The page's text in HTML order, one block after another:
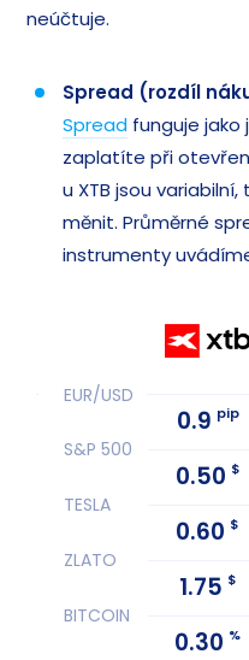
neúčtuje.
Spread (rozdíl
Spread funguje jako
zaplatíte při
u XTB jsou
měnit. Průměrné
instrumenty
EUR/USD
0.9 pip
S&P 500
0.50 $
TESLA
0.60 $
ZLATO
1.75 $
BITCOIN
0.30 %